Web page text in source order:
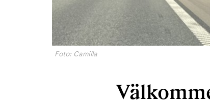
Foto: Camilla